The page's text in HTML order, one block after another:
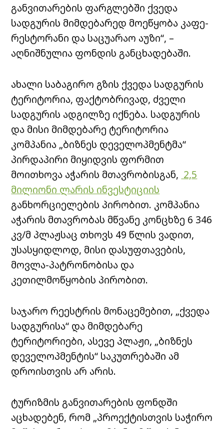
განვითარების ფარგლებში ქვედა
სადგურის მიმდებარედ მოეწყობა კაფე-
რესტორანი და საცუარაო აუზი“, –
აღნიშნულია ფონდის განცხადებაში.
ახალი საბაგირო გზის ქვედა სადგურის
ტერიტორია, ფაქტობრივად, ძველი
სადგურის ადგილზე იქნება. სადგურის
და მისი მიმდებარე ტერიტორია
კომპანია „ბიზნეს დეველოპმენტმა“
პირდაპირი მიყიდვის ფორმით
მოითხოვა აჭარის მთავრობისგან, 2,5
მილიონი ლარის ინვესტიციის
განხორციელების პირობით. კომპანია
აჭარის მთავრობას მწვანე კონცხზე 6 346
კვ/მ პლაჟსაც თხოვს 49 წლის ვადით,
უსასყიდლოდ, მისი დასუფთავების,
მოვლა-პატრონობისა და
კეთილმოწყობის პირობით.
საჯარო რეესტრის მონაცემებით, „ქვედა
სადგურისა“ და მიმდებარე
ტერიტორიები, ასევე პლაჟი, „ბიზნეს
დეველოპმენტის“ საკუთრებაში ამ
დროისთვის არ არის.
ტურიზმის განვითარების ფონდში
აცხადებენ, რომ „პროექტისთვის საჭირო